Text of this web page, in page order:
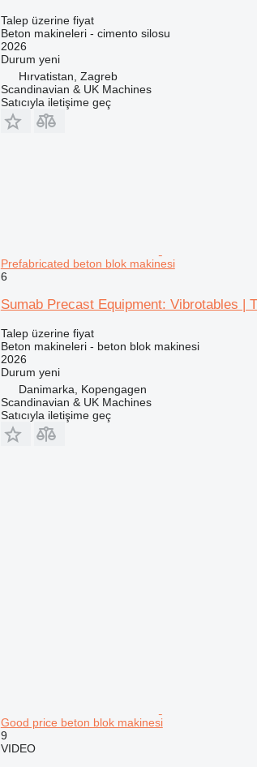
Talep üzerine fiyat
Beton makineleri - cimento silosu
2026
Durum yeni
Hırvatistan, Zagreb
Scandinavian & UK Machines
Satıcıyla iletişime geç
Prefabricated beton blok makinesi
6
Sumab Precast Equipment: Vibrotables |
Talep üzerine fiyat
Beton makineleri - beton blok makinesi
2026
Durum yeni
Danimarka, Kopengagen
Scandinavian & UK Machines
Satıcıyla iletişime geç
Good price beton blok makinesi
9
VIDEO